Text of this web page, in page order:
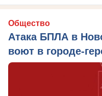
Общество
Атака БПЛА в
воют в городе-